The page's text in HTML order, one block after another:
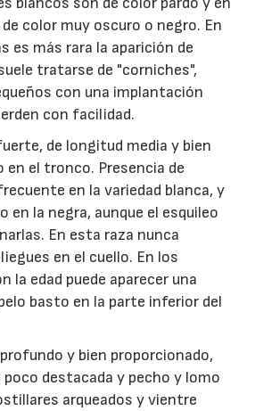
color muy oscuro o negro. En
es más rara la aparición de
tratarse de "corniches",
con una implantación
con facilidad.
de longitud media y bien
en el tronco. Presencia de
en la variedad blanca, y
en la negra, aunque el esquileo
En esta raza nunca
en el cuello. En los
la edad puede aparecer una
basto en la parte inferior del
y bien proporcionado,
poco destacada y pecho y lomo
arqueados y vientre